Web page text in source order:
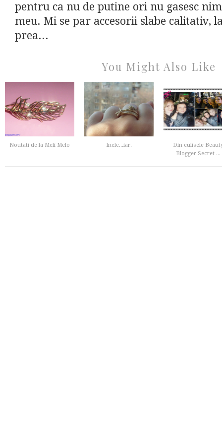
pentru ca nu de putine ori nu gasesc
meu. Mi se par accesorii slabe calitativ,
prea...
You Might Also Like
Noutati de la Meli Melo Inele...iar.
Din culisele
Blogger Secret ...